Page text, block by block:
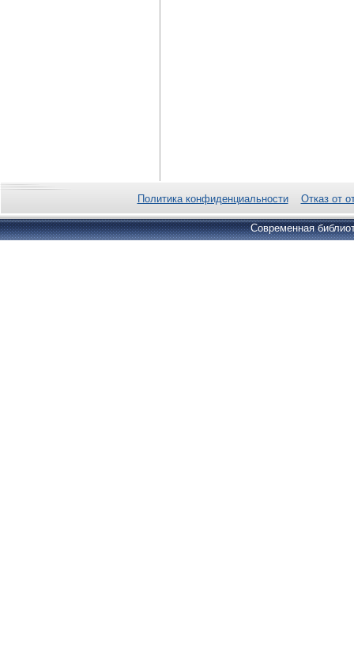
Политика конфиденциальности Отказ от
Современная